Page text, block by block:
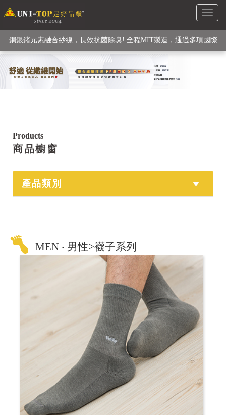
Toggle
銅銀鍺元素融合紗線，長效抗菌除臭! 全程MIT製造，通過多項國際
檢驗
【快來點我】H型銅銀纖維長效PP能量護膝! 支撐. 包覆感. 超透氣.
循環好
Products
商品櫥窗
產品類別
MEN ‧ 男性>襪子系列